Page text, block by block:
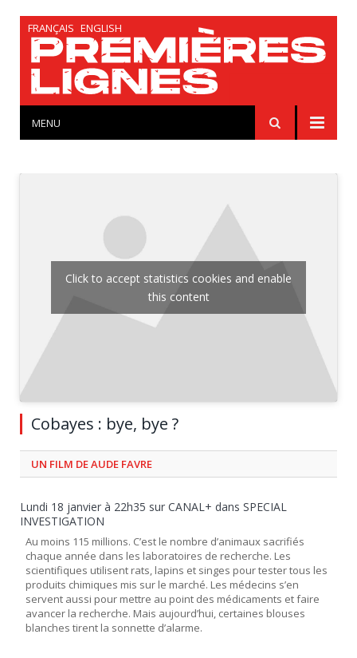
FRANÇAIS ENGLISH
MENU
Click to accept statistics cookies and enable
this content
Cobayes : bye, bye ?
UN FILM DE AUDE FAVRE
Lundi 18 janvier à 22h35 sur CANAL+ dans SPECIAL
INVESTIGATION
Au moins 115 millions. C’est le nombre d’animaux sacrifiés
chaque année dans les laboratoires de recherche. Les
scientifiques utilisent rats, lapins et singes pour tester tous les
produits chimiques mis sur le marché. Les médecins s’en
servent aussi pour mettre au point des médicaments et faire
avancer la recherche. Mais aujourd’hui, certaines blouses
blanches tirent la sonnette d’alarme.